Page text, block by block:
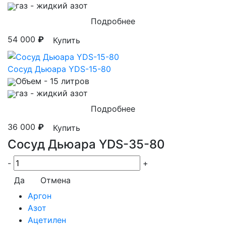
газ - жидкий азот
Подробнее
54 000 ₽ Купить
Сосуд Дьюара YDS-15-80
Объем - 15 литров
газ - жидкий азот
Подробнее
36 000 ₽ Купить
Сосуд Дьюара YDS-35-80
-
+
Да
Отмена
Аргон
Азот
Ацетилен